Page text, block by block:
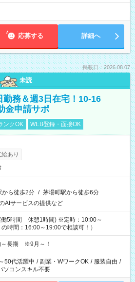
応募する 詳細へ
掲載日：2026.08.07
未読
勤務＆週3日在宅！10-16
金申請サポ
ンクOK WEB登録・面接OK
あり
から徒歩2分 / 茅場町駅から徒歩6分
AIサービスの提供など
働5時間 休憩1時間) ※定時：10:00～
時間：16:00～19:00で相談可！）
～長期 ※9月～！
50代活躍中 / 副業・WワークOK / 服装自由 /
ソコンスキル不要